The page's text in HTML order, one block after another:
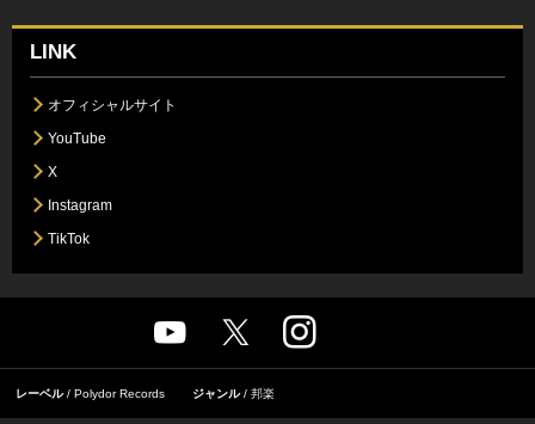
LINK
オフィシャルサイト
YouTube
X
Instagram
TikTok
レーベル Polydor Records ジャンル 邦楽